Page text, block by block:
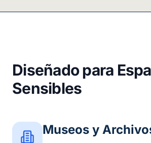
Diseñado para
Sensibles
Museos y